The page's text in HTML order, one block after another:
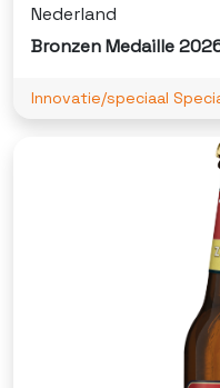
Nederland
Bronzen Medaille
Innovatie/speciaal